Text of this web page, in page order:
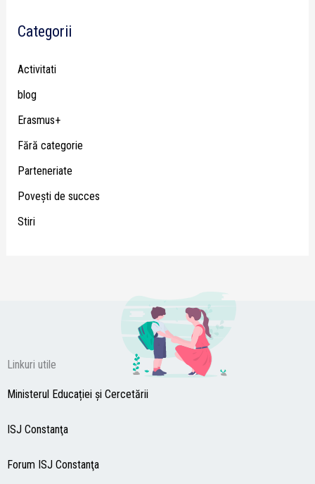
Categorii
Activitati
blog
Erasmus+
Fără categorie
Parteneriate
Poveşti de succes
Stiri
Linkuri utile
Ministerul Educației și Cercetării
ISJ Constanţa
Forum ISJ Constanţa